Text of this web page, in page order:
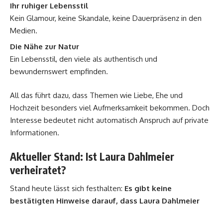
Ihr ruhiger Lebensstil
Kein Glamour, keine Skandale, keine Dauerpräsenz in den
Medien.
Die Nähe zur Natur
Ein Lebensstil, den viele als authentisch und
bewundernswert empfinden.
All das führt dazu, dass Themen wie Liebe, Ehe und
Hochzeit besonders viel Aufmerksamkeit bekommen. Doch
Interesse bedeutet nicht automatisch Anspruch auf private
Informationen.
Aktueller Stand: Ist Laura Dahlmeier
verheiratet?
Stand heute lässt sich festhalten: Es gibt keine
bestätigten Hinweise darauf, dass Laura Dahlmeier